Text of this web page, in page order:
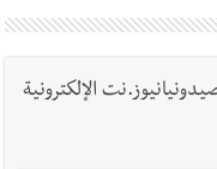
الإلكترونية